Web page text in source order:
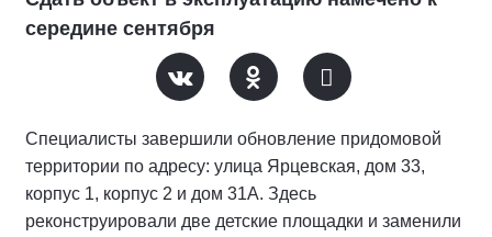
середине сентября
Специалисты завершили обновление придомовой
территории по адресу: улица Ярцевская, дом 33,
корпус 1, корпус 2 и дом 31А. Здесь
реконструировали две детские площадки и заменили